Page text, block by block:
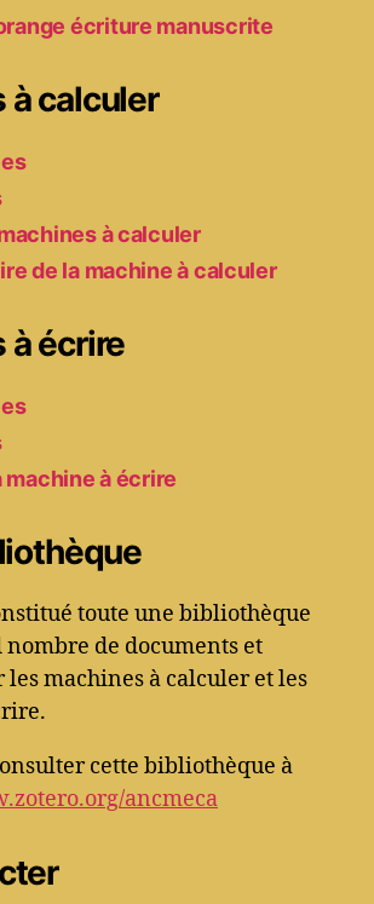
écriture manuscrite
à calculer
à calculer
de la machine à calculer
à écrire
machine à écrire
toute une bibliothèque
nombre de documents et
les machines à calculer et les
cette bibliothèque à
ancmeca